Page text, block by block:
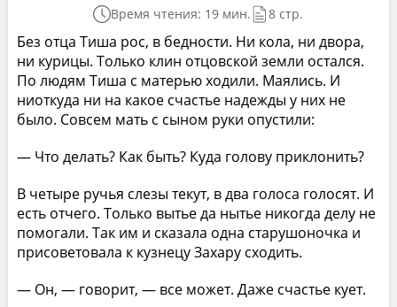
Время чтения: 19 мин. 8 стр.
Без отца Тиша рос, в бедности. Ни кола, ни двора,
ни курицы. Только клин отцовской земли остался.
По людям Тиша с матерью ходили. Маялись. И
ниоткуда ни на какое счастье надежды у них не
было. Совсем мать с сыном руки опустили:
— Что делать? Как быть? Куда голову приклонить?
В четыре ручья слезы текут, в два голоса голосят. И
есть отчего. Только вытье да нытье никогда делу не
помогали. Так им и сказала одна старушоночка и
присоветовала к кузнецу Захару сходить.
— Он, — говорит, — все может. Даже счастье кует.